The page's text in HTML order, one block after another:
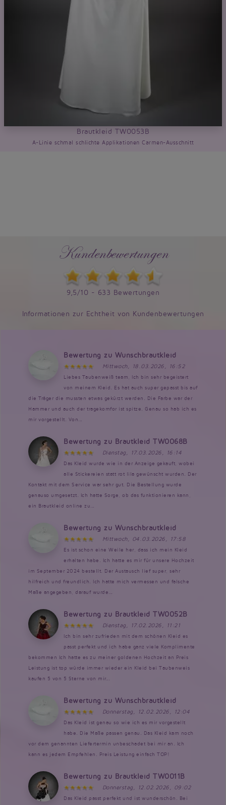
Brautkleid TW0053B
A-Linie schmal schlichte Applikationen Carmen-Ausschnitt
Kundenbewertungen
9,5/10 - 633 Bewertungen
Informationen zur Echtheit von Kundenbewertungen
Bewertung zu Wunschbrautkleid
Mittwoch, 18.03.2026, 16:52
Liebes Taubenweiß team, Ich bin sehr begeistert
von meinem Kleid. Es hat auch super gepasst bis auf
die Träger die mussten etwas gekürzt werden. Die Farbe war der
Hammer und auch der tragekomfor ist spitze. Genau so hab ich es
mir vorgestellt. Von...
Bewertung zu Brautkleid TW0068B
Dienstag, 17.03.2026, 16:14
Das Kleid wurde wie in der Anzeige gekauft, wobei
alle Stickereien statt rot lila gewünscht wurden. Der
Kontakt mit dem Service war sehr gut. Die Bestellung wurde
genauso umgesetzt. Ich hatte Sorge, ob das funktionieren kann,
ein Brautkleid online zu...
Bewertung zu Wunschbrautkleid
Mittwoch, 04.03.2026, 17:58
Es ist schon eine Weile her, dass ich mein Kleid
erhalten habe. Ich hatte es mir für unsere Hochzeit
im September 2024 bestellt. Der Austausch lief super, sehr
hilfreich und freundlich. Ich hatte mich vermessen und falsche
Maße angegeben, darauf wurde...
Bewertung zu Brautkleid TW0052B
Dienstag, 17.02.2026, 11:21
Ich bin sehr zufrieden mit dem schönen Kleid es
passt perfekt und ich habe ganz viele Komplimente
bekommen Ich hatte es zu meiner goldenen Hochzeit an Preis
Leistung ist top würde immer wieder ein Kleid bei Taubenweis
kaufen 5 von 5 Sterne von mir...
Bewertung zu Wunschbrautkleid
Donnerstag, 12.02.2026, 12:04
Das Kleid ist genau so wie ich es mir vorgestellt
habe. Die Maße passen genau. Das Kleid kam noch
vor dem genannten Liefertermin unbeschadet bei mir an. Ich
kann es jedem Empfehlen. Preis Leistung einfach TOP!
Bewertung zu Brautkleid TW0011B
Donnerstag, 12.02.2026, 09:02
Das Kleid passt perfekt und ist wunderschön. Bei